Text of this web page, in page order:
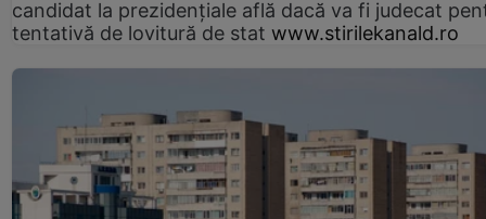
candidat la prezidențiale află dacă va fi judecat
tentativă de lovitură de stat www.stirilekanald.ro